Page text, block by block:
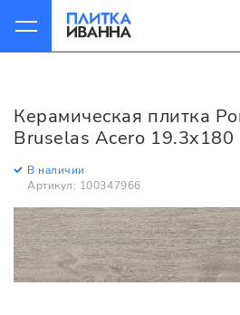
Керамическая плитка
Bruselas Acero 19.3x180
В наличии
Артикул: 100347966